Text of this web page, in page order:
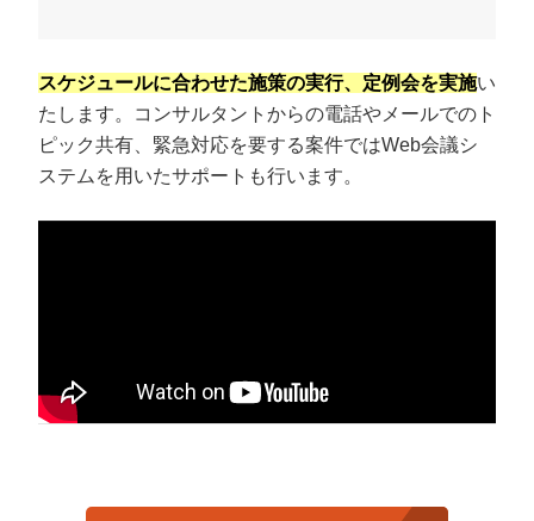
スケジュールに合わせた施策の実行、定例会を実施い
たします。コンサルタントからの電話やメールでのト
ピック共有、緊急対応を要する案件ではWeb会議シ
ステムを用いたサポートも行います。